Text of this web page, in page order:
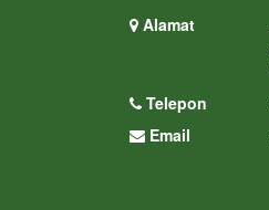
Alamat
Telepon
Email